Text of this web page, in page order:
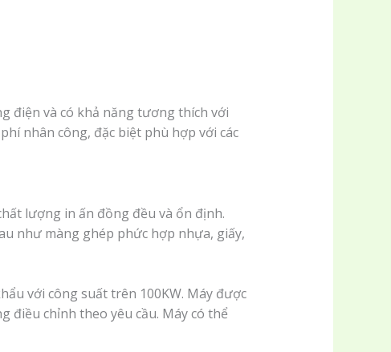
điện và có khả năng tương thích với
nhân công, đặc biệt phù hợp với các
lượng in ấn đồng đều và ổn định.
như màng ghép phức hợp nhựa, giấy,
với công suất trên 100KW. Máy được
điều chỉnh theo yêu cầu. Máy có thể